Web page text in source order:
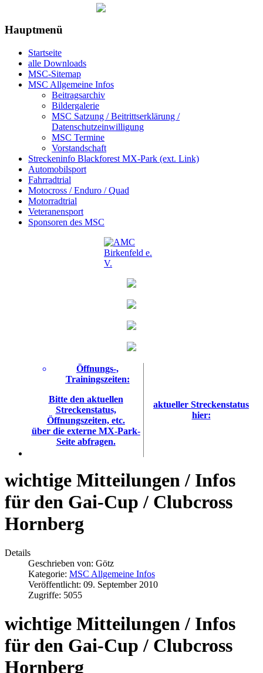
Hauptmenü
Startseite
alle Downloads
MSC-Sitemap
MSC Allgemeine Infos
Beitragsarchiv
Bildergalerie
MSC Satzung / Beitrittserklärung /
Datenschutzeinwilligung
MSC Termine
Vorstandschaft
Streckeninfo Blackforest MX-Park (ext. Link)
Automobilsport
Fahrradtrial
Motocross / Enduro / Quad
Motorradtrial
Veteranensport
Sponsoren des MSC
Öffnungs-,
Trainingszeiten:
Bitte den aktuellen
Streckenstatus,
Öffnungszeiten, etc.
über die externe MX-Park-
Seite abfragen.
aktueller Streckenstatus
hier:
wichtige Mitteilungen / Infos
für den Gai-Cup / Clubcross
Hornberg
Details
Geschrieben von: Götz
Kategorie: MSC Allgemeine Infos
Veröffentlicht: 09. September 2010
Zugriffe: 5055
wichtige Mitteilungen / Infos
für den Gai-Cup / Clubcross
Hornberg